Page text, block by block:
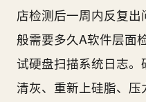
店检测后一周内反复
般需要多久A软件层面
试硬盘扫描系统日志
清灰、重新上硅脂、